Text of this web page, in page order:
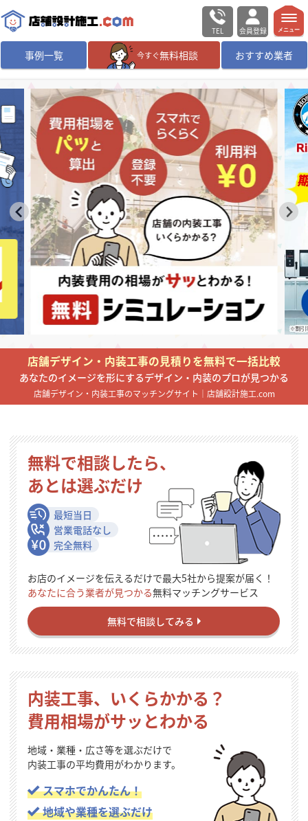
TEL 会員登録
事例一覧 今すぐ無料相談 おすすめ業者
ログイン／会員登録
デザイン設計・施工業者を探す
店舗・商業施設の 施工事例を探す
マッチング案件一覧
店舗設計施工.comとは
内装の費用相場シミュレーター
掲載希望のデザイン設計・施工会社様へ
店舗開業・改装をご検討中の方へ
メニュー
店舗デザイン・内装工事の見積りを無料で一括比較
あなたのイメージを形にするデザイン・内装のプロが見つかる
店舗デザイン・内装工事のマッチングサイト｜店舗設計施工.com
無料で相談したら、
あとは選ぶだけ
最短当日
営業電話なし
完全無料
お店のイメージを伝えるだけで最大5社から提案が届く！
あなたに合う業者が見つかる無料マッチングサービス
無料で相談してみる
内装工事、いくらかかる？
費用相場がサッとわかる
地域・業種・広さ等を選ぶだけで
内装工事の平均費用がわかります。
スマホでかんたん！
地域や業種を選ぶだけ